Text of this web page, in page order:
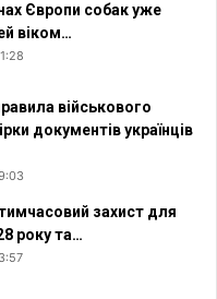
Європи собак уже
віком…
військового
документів українців
захист для
року та…